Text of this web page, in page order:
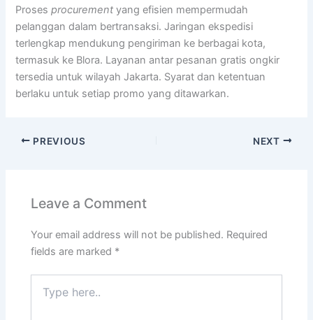
Prosesprocurement yang efisien mempermudah
pelanggan dalam bertransaksi. Jaringan ekspedisi
terlengkap mendukung pengiriman ke berbagai kota,
termasuk ke Blora. Layanan antar pesanan gratis ongkir
tersedia untuk wilayah Jakarta. Syarat dan ketentuan
berlaku untuk setiap promo yang ditawarkan.
PREVIOUS NEXT
Leave a Comment
Your email address will not be published. Required
fields are marked *
here..